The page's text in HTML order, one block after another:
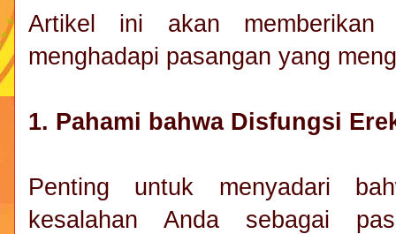
Artikel ini akan memberikan
menghadapi pasangan yang
1. Pahami bahwa Disfungsi
Penting untuk menyadari
kesalahan Anda sebagai